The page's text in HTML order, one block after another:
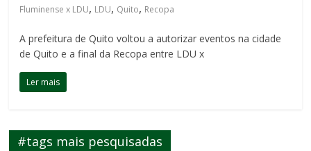
Fluminense x LDU, LDU, Quito, Recopa
A prefeitura de Quito voltou a autorizar eventos na cidade
de Quito e a final da Recopa entre LDU x
Ler mais
#tags mais pesquisadas